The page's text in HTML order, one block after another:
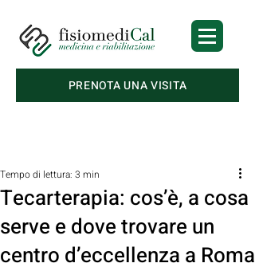
PRENOTA UNA VISITA
Tecarterapia: cos’è, a cosa
serve e dove trovare un
centro d’eccellenza a Roma
Tempo di lettura: 3 min